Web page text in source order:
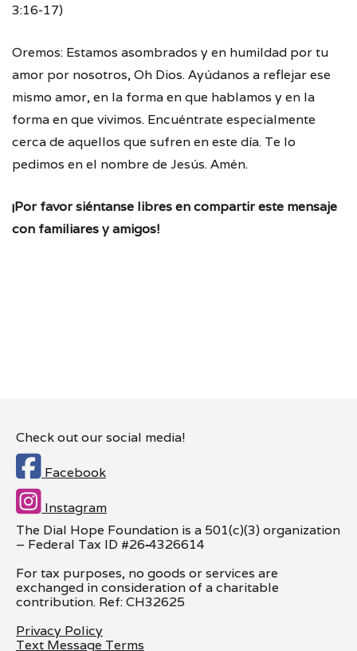
3:16-17)
Oremos: Estamos asombrados y en humildad por tu
amor por nosotros, Oh Dios. Ayúdanos a reflejar ese
mismo amor, en la forma en que hablamos y en la
forma en que vivimos. Encuéntrate especialmente
cerca de aquellos que sufren en este día. Te lo
pedimos en el nombre de Jesús. Amén.
¡Por favor siéntanse libres en compartir este mensaje
con familiares y amigos!
Check out our social media!
 Facebook
 Instagram
The Dial Hope Foundation is a 501(c)(3) organization
– Federal Tax ID #26‑4326614
For tax purposes, no goods or services are
exchanged in consideration of a charitable
contribution. Ref: CH32625
Privacy Policy
Text Message Terms